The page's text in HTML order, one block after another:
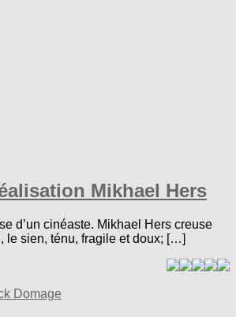
Mikhael Hers
d’un cinéaste. Mikhael Hers creuse
le sien, ténu, fragile et doux; […]
Domage